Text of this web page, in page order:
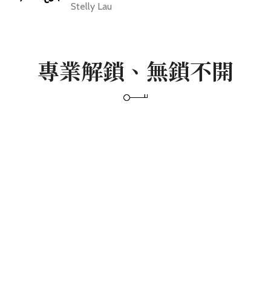
Stelly Lau
專業解鎖、無鎖不開